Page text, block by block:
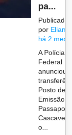
pa...
Publicado
por Eliane
há 2
A Polícia
Federal
anunciou
Posto de
Emissão
Cascavel
o...